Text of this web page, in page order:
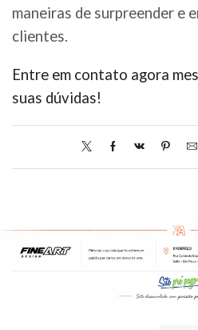
maneiras de surpreender e
clientes.
Entre em contato agora
suas dúvidas!